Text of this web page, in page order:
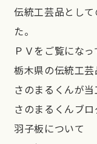
伝統工芸品とし
た。
ＰＶをご覧になっ
栃木県の伝統工芸
さのまるくんが当
さのまるくんブロ
羽子板について